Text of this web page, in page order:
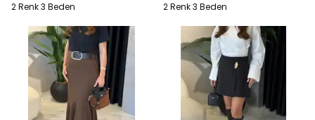
2 Renk 3 Beden 2 Renk 3 Beden